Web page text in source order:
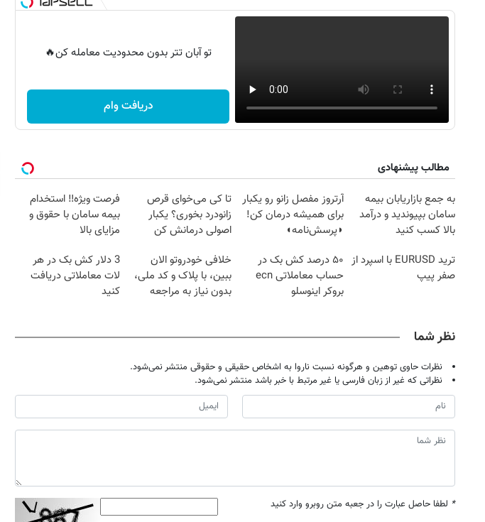
تو آبان تتر بدون محدودیت معامله کن🔥
دریافت وام
مطالب پیشنهادی
به جمع بازاریابان بیمه
سامان بپیوندید و درآمد
بالا کسب کنید
آرتروز مفصل زانو رو یکبار
برای همیشه درمان کن!
◗پرسش‌نامه◖
تا کی می‌خوای قرص
زانودرد بخوری؟ یکبار
اصولی درمانش کن
فرصت ویژه‼️ استخدام
بیمه سامان با حقوق و
مزایای بالا
ترید EURUSD با اسپرد از
صفر پیپ
۵۰ درصد کش بک در
حساب معاملاتی ecn
بروکر اینوسلو
خلافی خودروتو الان
ببین، با پلاک و کد ملی،
بدون نیاز به مراجعه
3 دلار کش بک در هر
لات معاملاتی دریافت
کنید
نظر شما
نظرات حاوی توهین و هرگونه نسبت ناروا به اشخاص حقیقی و حقوقی منتشر نمی‌شود.
نظراتی که غیر از زبان فارسی یا غیر مرتبط با خبر باشد منتشر نمی‌شود.
* لطفا حاصل عبارت را در جعبه متن روبرو وارد کنید